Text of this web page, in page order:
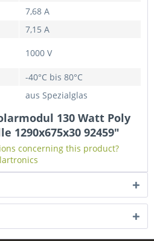
7,68 A
7,15 A
1000 V
-40°C bis 80°C
aus Spezialglas
130 Watt Poly
1290x675x30 92459"
concerning this product?